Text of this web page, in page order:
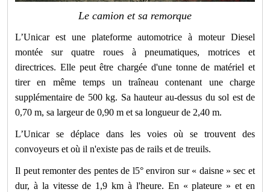
Le camion et sa remorque
L’Unicar est une plateforme automotrice à moteur Diesel
montée sur quatre roues à pneumatiques, motrices et
directrices. Elle peut être chargée d'une tonne de matériel et
tirer en même temps un traîneau contenant une charge
supplémentaire de 500 kg. Sa hauteur au-dessus du sol est de
0,70 m, sa largeur de 0,90 m et sa longueur de 2,40 m.
L’Unicar se déplace dans les voies où se trouvent des
convoyeurs et où il n'existe pas de rails et de treuils.
Il peut remonter des pentes de l5° environ sur « daisne » sec et
dur, à la vitesse de 1,9 km à l'heure. En « plateure » et en